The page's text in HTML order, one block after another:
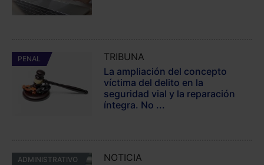
PENAL
TRIBUNA
La ampliación del concepto
víctima del delito en la
seguridad vial y la reparación
íntegra. No ...
ADMINISTRATIVO
NOTICIA